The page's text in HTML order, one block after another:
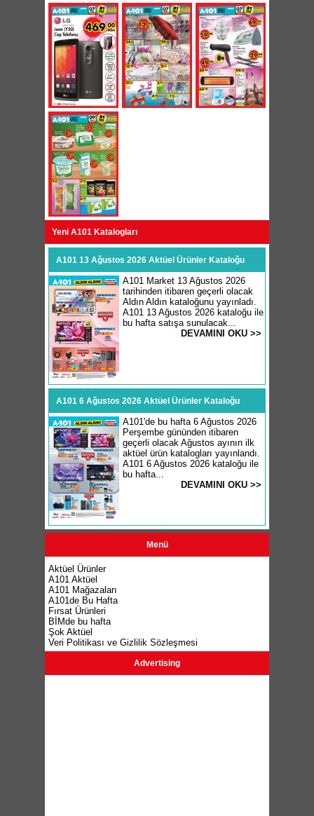
Yeni A101 Katalogları
A101 13 Ağustos 2026 Aktüel Ürünler Kataloğu
A101 Market 13 Ağustos 2026
tarihinden itibaren geçerli olacak
Aldın Aldın kataloğunu yayınladı.
A101 13 Ağustos 2026 kataloğu ile
bu hafta satışa sunulacak...
DEVAMINI OKU >>
A101 6 Ağustos 2026 Aktüel Ürünler Kataloğu
A101'de bu hafta 6 Ağustos 2026
Perşembe gününden itibaren
geçerli olacak Ağustos ayının ilk
aktüel ürün katalogları yayınlandı.
A101 6 Ağustos 2026 kataloğu ile
bu hafta...
DEVAMINI OKU >>
Menü
Aktüel Ürünler
A101 Aktüel
A101 Mağazaları
A101de Bu Hafta
Fırsat Ürünleri
BİMde bu hafta
Şok Aktüel
Veri Politikası ve Gizlilik Sözleşmesi
Advertising